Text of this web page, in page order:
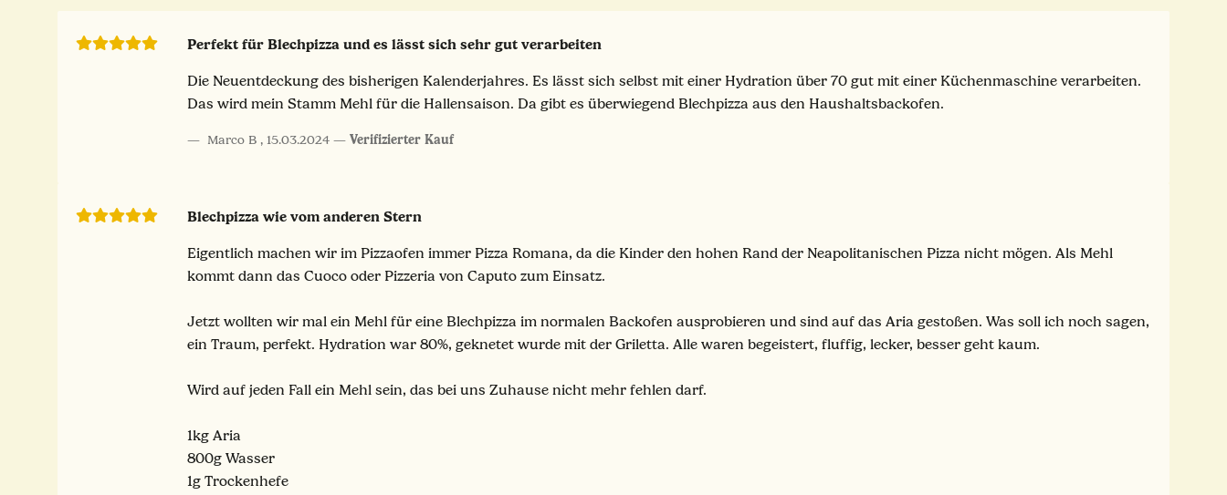
Perfekt für Blechpizza und es lässt sich sehr gut verarbeiten
Die Neuentdeckung des bisherigen Kalenderjahres. Es lässt sich selbst mit einer Hydration über 70 gut mit einer Küchenmaschine verarbeiten.
Das wird mein Stamm Mehl für die Hallensaison. Da gibt es überwiegend Blechpizza aus den Haushaltsbackofen.
Marco B , 15.03.2024 Verifizierter Kauf
Blechpizza wie vom anderen Stern
Eigentlich machen wir im Pizzaofen immer Pizza Romana, da die Kinder den hohen Rand der Neapolitanischen Pizza nicht mögen. Als Mehl
kommt dann das Cuoco oder Pizzeria von Caputo zum Einsatz.
Jetzt wollten wir mal ein Mehl für eine Blechpizza im normalen Backofen ausprobieren und sind auf das Aria gestoßen. Was soll ich noch sagen,
ein Traum, perfekt. Hydration war 80%, geknetet wurde mit der Griletta. Alle waren begeistert, fluffig, lecker, besser geht kaum.
Wird auf jeden Fall ein Mehl sein, das bei uns Zuhause nicht mehr fehlen darf.
1kg Aria
800g Wasser
1g Trockenhefe